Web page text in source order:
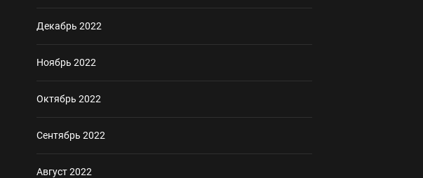
Декабрь 2022
Ноябрь 2022
Октябрь 2022
Сентябрь 2022
Август 2022